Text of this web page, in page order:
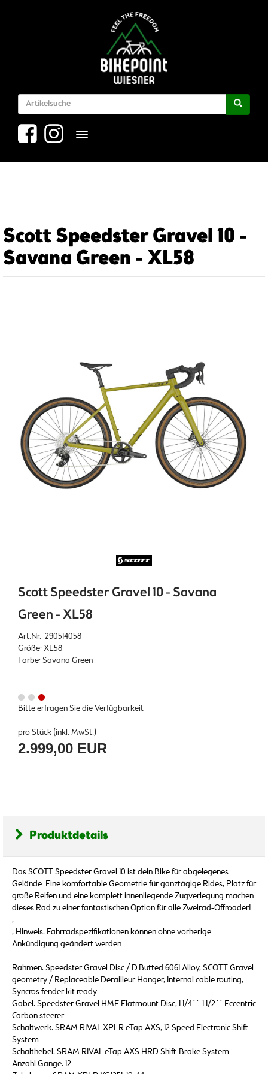
Toggle navigation
Scott Speedster Gravel 10 -
Savana Green - XL58
Scott Speedster Gravel 10 - Savana
Green - XL58
Art.Nr. 290514058
Größe: XL58
Farbe: Savana Green
Bitte erfragen Sie die Verfügbarkeit
pro Stück (inkl. MwSt.)
2.999,00 EUR
Produktdetails
Das SCOTT Speedster Gravel 10 ist dein Bike für abgelegenes
Gelände. Eine komfortable Geometrie für ganztägige Rides, Platz für
große Reifen und eine komplett innenliegende Zugverlegung machen
dieses Rad zu einer fantastischen Option für alle Zweirad-Offroader!
,
, Hinweis: Fahrradspezifikationen können ohne vorherige
Ankündigung geändert werden
Rahmen: Speedster Gravel Disc / D.Butted 6061 Alloy, SCOTT Gravel
geometry / Replaceable Derailleur Hanger, Internal cable routing,
Syncros fender kit ready
Gabel: Speedster Gravel HMF Flatmount Disc, 1 1/4´´-1 1/2´´ Eccentric
Carbon steerer
Schaltwerk: SRAM RIVAL XPLR eTap AXS, 12 Speed Electronic Shift
System
Schalthebel: SRAM RIVAL eTap AXS HRD Shift-Brake System
Anzahl Gänge: 12